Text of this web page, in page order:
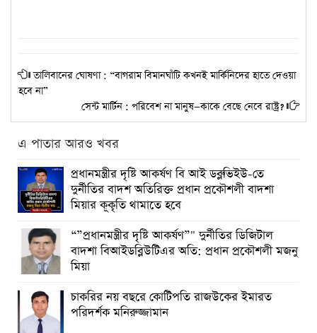
তালিবানের ঘোষণা : “বাগরাম বিমানঘাঁটি কখনই মার্কিনিদের হাতে দেওয়া
হবে না”
সেন্ট মার্টিন : পরিবেশ না মানুষ—কাকে বেছে নেবে রাষ্ট্র?
এ পাতার আরও খবর
প্রধানমন্ত্রীর দৃষ্টি আকর্ষণ বি আই ডব্লুভিইউ-তে
দুর্নীতির বাদশ অতিরিক্ত প্রধান প্রকৌশলী বাদশা
মিয়ার কূকৃতি থামাতে হবে
“”প্রধানমন্ত্রীর দৃষ্টি আকর্ষণ”" দুর্নীতির ডিজিটাল
বাদশা বিআইডব্লিউটিএর অতি: প্রধান প্রকৌশলী মজনু
মিয়া
চাকরির নয় বছরে কোটিপতি রাজউকের ইমারত
পরিদর্শক মনিরুজ্জামান